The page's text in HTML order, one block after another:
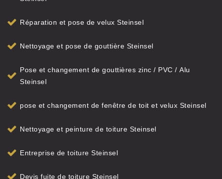
Réparation et pose de velux Steinsel
Nettoyage et pose de gouttière Steinsel
Pose et changement de gouttières zinc / PVC / Alu
Steinsel
pose et changement de fenêtre de toit et velux Steinsel
Nettoyage et peinture de toiture Steinsel
Entreprise de toiture Steinsel
Devis fuite de toiture Steinsel